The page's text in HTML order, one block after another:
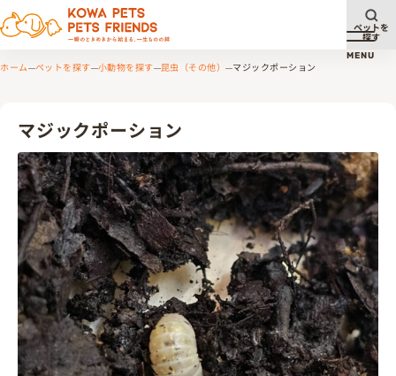
メニ
MENU
ペットを
探す
ホーム ペットを探す 小動物を探す 昆虫（その他） マジックポーション
マジックポーション